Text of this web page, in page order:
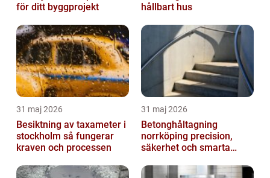
för ditt byggprojekt
hållbart hus
31 maj 2026
Besiktning av taxameter i
stockholm så fungerar
kraven och processen
31 maj 2026
Betonghåltagning
norrköping precision,
säkerhet och smarta